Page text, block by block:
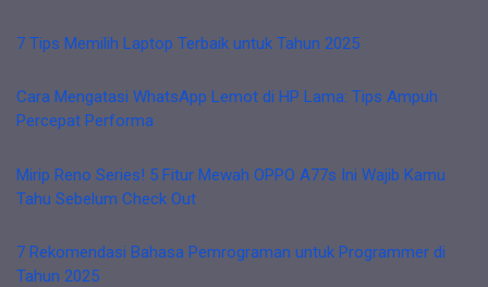
7 Tips Memilih Laptop Terbaik untuk Tahun 2025
Cara Mengatasi WhatsApp Lemot di HP Lama: Tips Ampuh
Percepat Performa
Mirip Reno Series! 5 Fitur Mewah OPPO A77s Ini Wajib Kamu
Tahu Sebelum Check Out
7 Rekomendasi Bahasa Pemrograman untuk Programmer di
Tahun 2025